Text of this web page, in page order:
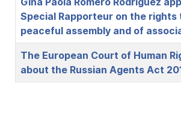
Special Rapporteur on the
peaceful assembly and of
The European Court of Human
about the Russian Agents Act